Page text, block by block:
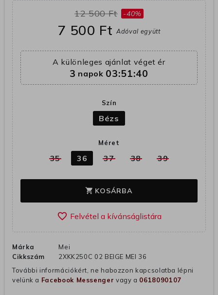
12 500 Ft -40%
7 500 FtAdóval együtt
A különleges ajánlat véget ér
3 napok 03:51:40
Szín
Bézs
Méret
35 36 37 38 39
shopping_cart KOSÁRBA
favorite_border
Márka
Mei
Cikkszám
2XKK250C 02 BEIGE MEI 36
További információkért, ne habozzon kapcsolatba lépni
velünk a Facebook Messenger vagy a 0618090107